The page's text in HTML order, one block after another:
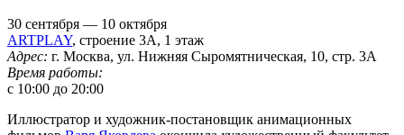
30 сентября — 10 октября
ARTPLAY, строение 3А, 1 этаж
Адрес: г. Москва, ул. Нижняя Сыромятническая, 10, стр. 3А
Время работы:
с 10:00 до 20:00
Иллюстратор и художник-постановщик анимационных